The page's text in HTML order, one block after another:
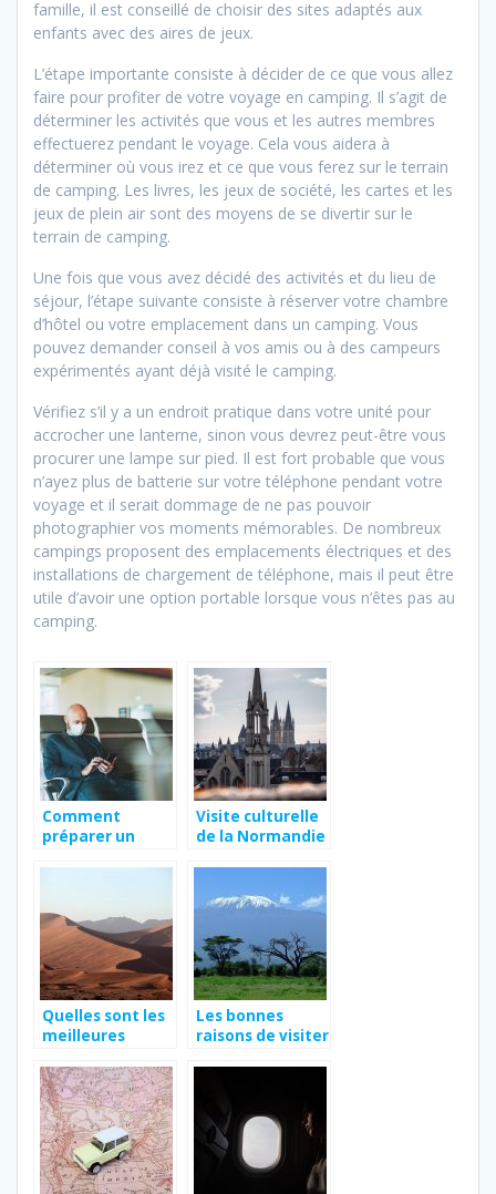
famille, il est conseillé de choisir des sites adaptés aux
enfants avec des aires de jeux.
L’étape importante consiste à décider de ce que vous allez
faire pour profiter de votre voyage en camping. Il s’agit de
déterminer les activités que vous et les autres membres
effectuerez pendant le voyage. Cela vous aidera à
déterminer où vous irez et ce que vous ferez sur le terrain
de camping. Les livres, les jeux de société, les cartes et les
jeux de plein air sont des moyens de se divertir sur le
terrain de camping.
Une fois que vous avez décidé des activités et du lieu de
séjour, l’étape suivante consiste à réserver votre chambre
d’hôtel ou votre emplacement dans un camping. Vous
pouvez demander conseil à vos amis ou à des campeurs
expérimentés ayant déjà visité le camping.
Vérifiez s’il y a un endroit pratique dans votre unité pour
accrocher une lanterne, sinon vous devrez peut-être vous
procurer une lampe sur pied. Il est fort probable que vous
n’ayez plus de batterie sur votre téléphone pendant votre
voyage et il serait dommage de ne pas pouvoir
photographier vos moments mémorables. De nombreux
campings proposent des emplacements électriques et des
installations de chargement de téléphone, mais il peut être
utile d’avoir une option portable lorsque vous n’êtes pas au
camping.
Comment
préparer un
Visite culturelle
de la Normandie
Quelles sont les
meilleures
Afrique ?
Les bonnes
raisons de visiter